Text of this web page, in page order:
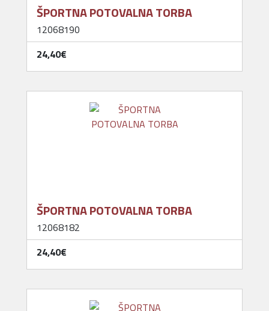
ŠPORTNA POTOVALNA TORBA
12068190
24,40‎€
ŠPORTNA POTOVALNA TORBA
12068182
24,40‎€